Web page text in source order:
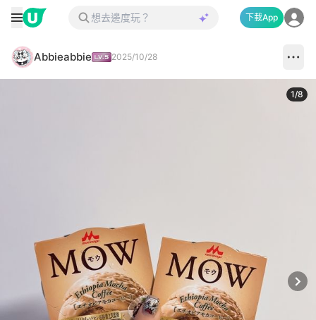
下載App
Abbieabbie 2025/10/28
1/8